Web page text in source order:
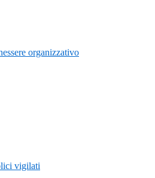
organizzativo
vigilati